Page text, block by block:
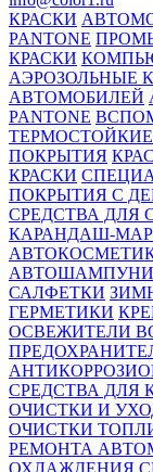
КРАСКИ
PANTONE
КРАСКИ
АЭРОЗОЛЬНЫЕ
АВТОМОБИЛЕЙ
PANTONE
ПОКРЫТИЯ
КРАСКИ
ПОКРЫТИЯ С
СРЕДСТВА ДЛЯ
КАРАНДАШ-
АВТОШАМПУНИ
САЛФЕТКИ
ГЕРМЕТИКИ
ОСВЕЖИТЕЛИ
СРЕДСТВА ДЛЯ
ОЧИСТКИ И
ОЧИСТКИ
РЕМОНТА